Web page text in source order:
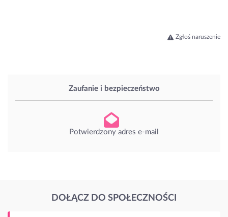
Zaufanie i bezpieczeństwo
Potwierdzony adres e-mail
Zgłoś naruszenie
DOŁĄCZ DO SPOŁECZNOŚCI